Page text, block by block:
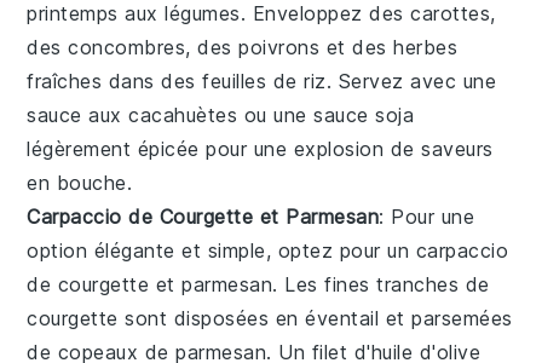
printemps auxlégumes. Enveloppez descarottes,
desconcombres, despoivrons et desherbes
fraîches dans des feuilles deriz. Servez avec une
sauce auxcacahuètes ou unesauce soja
légèrement épicée pour une explosion de saveurs
en bouche.
Carpaccio de Courgette et Parmesan: Pour une
option élégante et simple, optez pour un carpaccio
de courgette etparmesan. Les fines tranches de
courgette sont disposées en éventail et parsemées
de copeaux deparmesan. Un filet d'huile d'olive